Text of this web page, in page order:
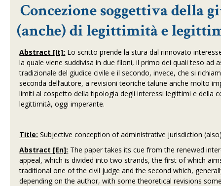
Concezione soggettiva
(anche) di legittimità e
Abstract [It]: Lo scritto prende la stura dal rinnovato
la quale viene suddivisa in due filoni, il primo dei quali teso ad
tradizionale del giudice civile e il secondo, invece, che si
seconda dell’autore, a revisioni teoriche talune anche molto
limiti al cospetto della tipologia degli interessi legittimi e della
legittimità, oggi imperante.
Title: Subjective conception of administrative jurisdiction
Abstract [En]: The paper takes its cue from the renewed
appeal, which is divided into two strands, the first of which
traditional one of the civil judge and the second which,
depending on the author, with some theoretical revisions